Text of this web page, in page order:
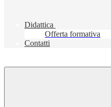
Didattica
Offerta formativa
Contatti